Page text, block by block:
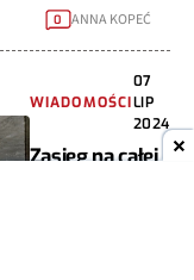
0 ANNA KOPEĆ
WIADOMOŚCI
07
LIP
2024
Zasięg na całej